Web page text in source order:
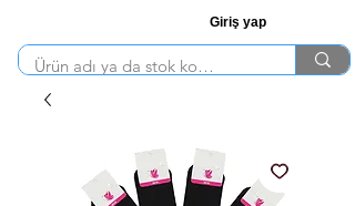
Giriş yap